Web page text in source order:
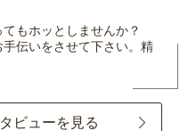
もホッとしませんか？
伝いをさせて下さい。精
ビューを見る